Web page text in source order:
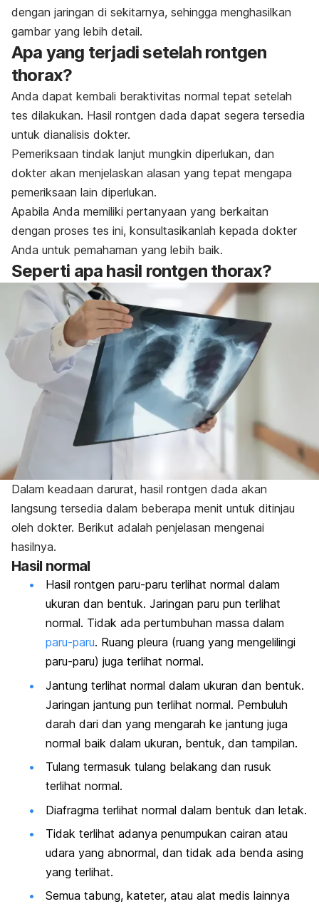
dengan jaringan di sekitarnya, sehingga menghasilkan
gambar yang lebih detail.
Apa yang terjadi setelah rontgen
thorax?
Anda dapat kembali beraktivitas normal tepat setelah
tes dilakukan. Hasil rontgen dada dapat segera tersedia
untuk dianalisis dokter.
Pemeriksaan tindak lanjut mungkin diperlukan, dan
dokter akan menjelaskan alasan yang tepat mengapa
pemeriksaan lain diperlukan.
Apabila Anda memiliki pertanyaan yang berkaitan
dengan proses tes ini, konsultasikanlah kepada dokter
Anda untuk pemahaman yang lebih baik.
Seperti apa hasil rontgen thorax?
Dalam keadaan darurat, hasil rontgen dada akan
langsung tersedia dalam beberapa menit untuk ditinjau
oleh dokter. Berikut adalah penjelasan mengenai
hasilnya.
Hasil normal
Hasil rontgen paru-paru terlihat normal dalam
ukuran dan bentuk. Jaringan paru pun terlihat
normal. Tidak ada pertumbuhan massa dalam
paru-paru. Ruang pleura (ruang yang mengelilingi
paru-paru) juga terlihat normal.
Jantung terlihat normal dalam ukuran dan bentuk.
Jaringan jantung pun terlihat normal. Pembuluh
darah dari dan yang mengarah ke jantung juga
normal baik dalam ukuran, bentuk, dan tampilan.
Tulang termasuk tulang belakang dan rusuk
terlihat normal.
Diafragma terlihat normal dalam bentuk dan letak.
Tidak terlihat adanya penumpukan cairan atau
udara yang abnormal, dan tidak ada benda asing
yang terlihat.
Semua tabung, kateter, atau alat medis lainnya